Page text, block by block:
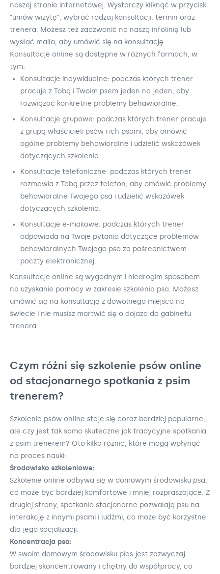
naszej stronie internetowej. Wystarczy kliknąć w przycisk
"umów wizytę", wybrać rodzaj konsultacji, termin oraz
trenera. Możesz też zadzwonić na naszą infolinię lub
wysłać maila, aby umówić się na konsultację.
Konsultacje online są dostępne w różnych formach, w
tym:
Konsultacje indywidualne: podczas których trener
pracuje z Tobą i Twoim psem jeden na jeden, aby
rozwiązać konkretne problemy behawioralne.
Konsultacje grupowe: podczas których trener pracuje
z grupą właścicieli psów i ich psami, aby omówić
ogólne problemy behawioralne i udzielić wskazówek
dotyczących szkolenia.
Konsultacje telefoniczne: podczas których trener
rozmawia z Tobą przez telefon, aby omówić problemy
behawioralne Twojego psa i udzielić wskazówek
dotyczących szkolenia.
Konsultacje e-mailowe: podczas których trener
odpowiada na Twoje pytania dotyczące problemów
behawioralnych Twojego psa za pośrednictwem
poczty elektronicznej.
Konsultacje online są wygodnym i niedrogim sposobem
na uzyskanie pomocy w zakresie szkolenia psa. Możesz
umówić się na konsultację z dowolnego miejsca na
świecie i nie musisz martwić się o dojazd do gabinetu
trenera.
Czym różni się szkolenie psów online
od stacjonarnego spotkania z psim
trenerem?
Szkolenie psów online staje się coraz bardziej popularne,
ale czy jest tak samo skuteczne jak tradycyjne spotkania
z psim trenerem? Oto kilka różnic, które mogą wpłynąć
na proces nauki:
Środowisko szkoleniowe:
Szkolenie online odbywa się w domowym środowisku psa,
co może być bardziej komfortowe i mniej rozpraszające. Z
drugiej strony, spotkania stacjonarne pozwalają psu na
interakcję z innymi psami i ludźmi, co może być korzystne
dla jego socjalizacji.
Koncentracja psa:
W swoim domowym środowisku pies jest zazwyczaj
bardziej skoncentrowany i chętny do współpracy, co